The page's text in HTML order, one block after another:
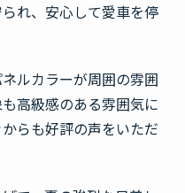
れ、安心して愛車を停
ルカラーが周囲の雰囲
高級感のある雰囲気に
らも好評の声をいただ